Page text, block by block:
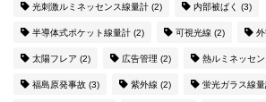
光刺激ルミネッセンス線量計 (2) 内部被ばく (3)
半導体式ポケット線量計 (2) 可視光線 (2) 外
太陽フレア (2) 広告管理 (2) 熱ルミネッセ
福島原発事故 (3) 紫外線 (2) 蛍光ガラス線